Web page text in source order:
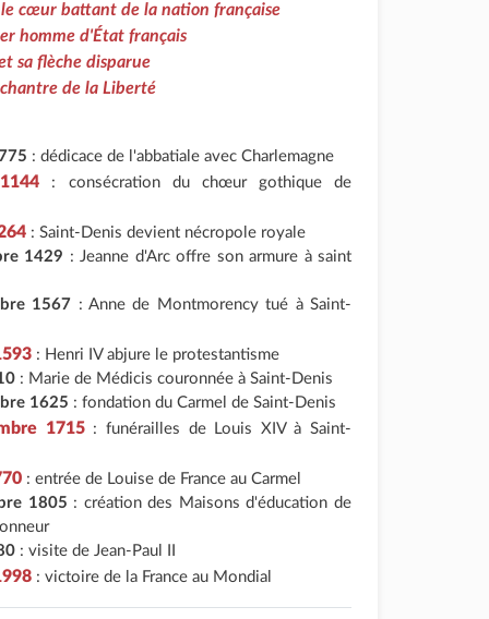
cœur battant de la nation française
homme d'État français
sa flèche disparue
de la Liberté
: dédicace de l'abbatiale avec Charlemagne
: consécration du chœur gothique de
: Saint-Denis devient nécropole royale
1429 : Jeanne d'Arc offre son armure à saint
1567 : Anne de Montmorency tué à Saint-
: Henri IV abjure le protestantisme
: Marie de Médicis couronnée à Saint-Denis
1625 : fondation du Carmel de Saint-Denis
1715: funérailles de Louis XIV à Saint-
: entrée de Louise de France au Carmel
1805 : création des Maisons d'éducation de
: visite de Jean-Paul II
: victoire de la France au Mondial